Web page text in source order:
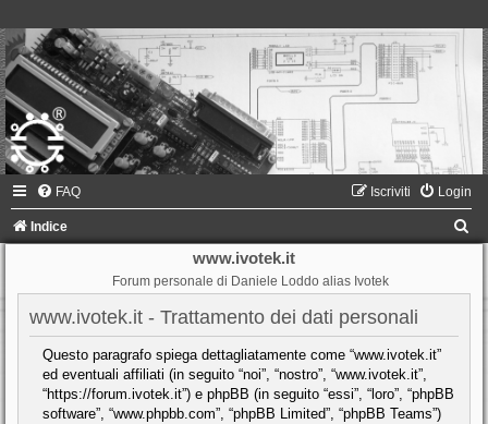
FAQ Login
Iscriviti
Indice
www.ivotek.it
Forum personale di Daniele Loddo alias Ivotek
www.ivotek.it - Trattamento dei dati personali
Questo paragrafo spiega dettagliatamente come “www.ivotek.it”
ed eventuali affiliati (in seguito “noi”, “nostro”, “www.ivotek.it”,
“https://forum.ivotek.it”) e phpBB (in seguito “essi”, “loro”, “phpBB
software”, “www.phpbb.com”, “phpBB Limited”, “phpBB Teams”)